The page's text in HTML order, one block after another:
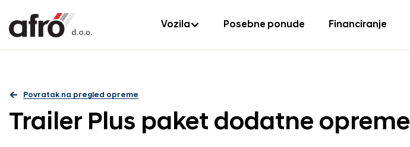
Vozila Posebne ponude Financiranje
Povratak na pregled opreme
Trailer Plus paket dodatne opreme